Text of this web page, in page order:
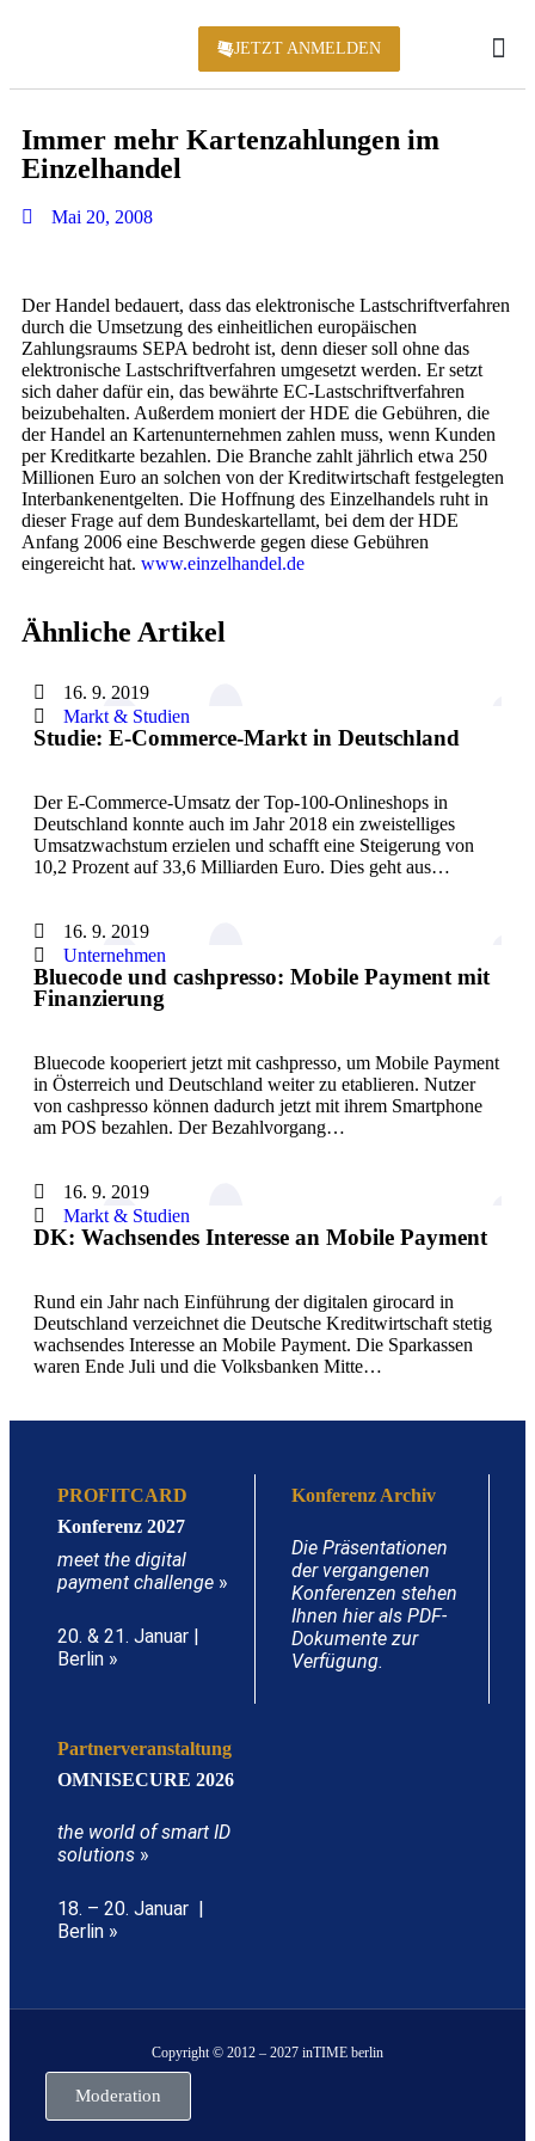
JETZT ANMELDEN
Immer mehr Kartenzahlungen im
Einzelhandel
Mai 20, 2008
Der Handel bedauert, dass das elektronische Lastschriftverfahren
durch die Umsetzung des einheitlichen europäischen
Zahlungsraums SEPA bedroht ist, denn dieser soll ohne das
elektronische Lastschriftverfahren umgesetzt werden. Er setzt
sich daher dafür ein, das bewährte EC-Lastschriftverfahren
beizubehalten. Außerdem moniert der HDE die Gebühren, die
der Handel an Kartenunternehmen zahlen muss, wenn Kunden
per Kreditkarte bezahlen. Die Branche zahlt jährlich etwa 250
Millionen Euro an solchen von der Kreditwirtschaft festgelegten
Interbankenentgelten. Die Hoffnung des Einzelhandels ruht in
dieser Frage auf dem Bundeskartellamt, bei dem der HDE
Anfang 2006 eine Beschwerde gegen diese Gebühren
eingereicht hat. www.einzelhandel.de
Ähnliche Artikel
16. 9. 2019
Markt & Studien
Studie: E-Commerce-Markt in Deutschland
Der E-Commerce-Umsatz der Top-100-Onlineshops in
Deutschland konnte auch im Jahr 2018 ein zweistelliges
Umsatzwachstum erzielen und schafft eine Steigerung von
10,2 Prozent auf 33,6 Milliarden Euro. Dies geht aus…
16. 9. 2019
Unternehmen
Bluecode und cashpresso: Mobile Payment mit
Finanzierung
Bluecode kooperiert jetzt mit cashpresso, um Mobile Payment
in Österreich und Deutschland weiter zu etablieren. Nutzer
von cashpresso können dadurch jetzt mit ihrem Smartphone
am POS bezahlen. Der Bezahlvorgang…
16. 9. 2019
Markt & Studien
DK: Wachsendes Interesse an Mobile Payment
Rund ein Jahr nach Einführung der digitalen girocard in
Deutschland verzeichnet die Deutsche Kreditwirtschaft stetig
wachsendes Interesse an Mobile Payment. Die Sparkassen
waren Ende Juli und die Volksbanken Mitte…
PROFITCARD
Konferenz 2027
meet the digital
payment challenge »
20. & 21. Januar |
Berlin »
Konferenz Archiv
Die Präsentationen
der vergangenen
Konferenzen stehen
Ihnen hier als PDF-
Dokumente zur
Verfügung.
Partnerveranstaltung
OMNISECURE 2026
the world of smart ID
solutions »
18. – 20. Januar |
Berlin »
Copyright © 2012 – 2027 inTIME berlin
Moderation